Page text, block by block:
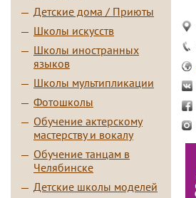
Детские дома / Приюты
Школы искусств
Школы иностранных
языков
Школы мультипликации
Фотошколы
Обучение актерскому
мастерству и вокалу
Обучение танцам в
Челябинске
Детские школы моделей